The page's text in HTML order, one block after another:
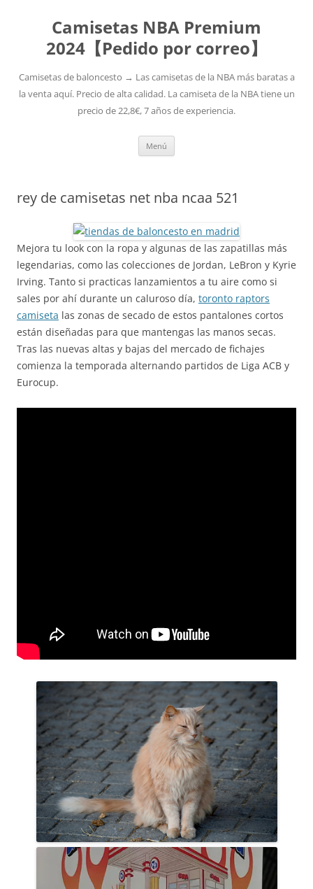
Camisetas NBA Premium
2024【Pedido por correo】
Camisetas de baloncesto → Las camisetas de la NBA más baratas a
la venta aquí. Precio de alta calidad. La camiseta de la NBA tiene un
precio de 22,8€, 7 años de experiencia.
Menú
rey de camisetas net nba ncaa 521
Mejora tu look con la ropa y algunas de las zapatillas más
legendarias, como las colecciones de Jordan, LeBron y Kyrie
Irving. Tanto si practicas lanzamientos a tu aire como si
sales por ahí durante un caluroso día, toronto raptors
camiseta las zonas de secado de estos pantalones cortos
están diseñadas para que mantengas las manos secas.
Tras las nuevas altas y bajas del mercado de fichajes
comienza la temporada alternando partidos de Liga ACB y
Eurocup.